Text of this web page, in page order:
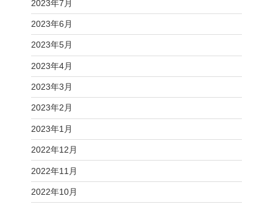
2023年7月
2023年6月
2023年5月
2023年4月
2023年3月
2023年2月
2023年1月
2022年12月
2022年11月
2022年10月